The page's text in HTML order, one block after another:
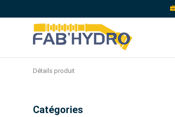
Détails produit
Catégories